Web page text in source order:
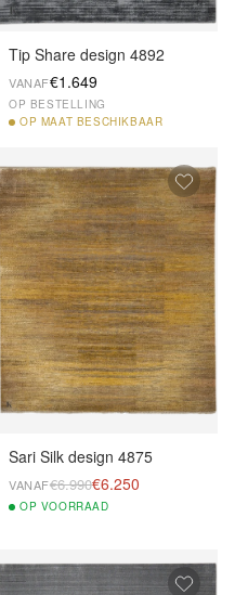
Tip Share design 4892
VANAF€1.649
OP BESTELLING
OP MAAT BESCHIKBAAR
Sari Silk design 4875
VANAF€6.990€6.250
OP VOORRAAD